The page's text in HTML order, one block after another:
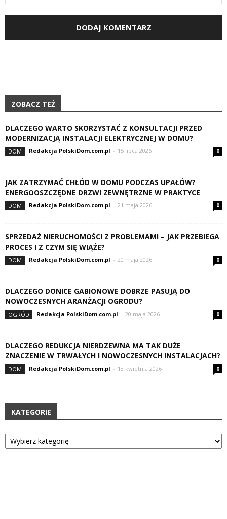
ZOBACZ TEŻ
DLACZEGO WARTO SKORZYSTAĆ Z KONSULTACJI PRZED
MODERNIZACJĄ INSTALACJI ELEKTRYCZNEJ W DOMU?
DOM Redakcja PolskiDom.com.pl - 15 lipca 2026 0
JAK ZATRZYMAĆ CHŁÓD W DOMU PODCZAS UPAŁÓW?
ENERGOOSZCZĘDNE DRZWI ZEWNĘTRZNE W PRAKTYCE
DOM Redakcja PolskiDom.com.pl - 21 maja 2026 0
SPRZEDAŻ NIERUCHOMOŚCI Z PROBLEMAMI – JAK PRZEBIEGA
PROCES I Z CZYM SIĘ WIĄŻE?
DOM Redakcja PolskiDom.com.pl - 20 maja 2026 0
DLACZEGO DONICE GABIONOWE DOBRZE PASUJĄ DO
NOWOCZESNYCH ARANŻACJI OGRODU?
OGRÓD Redakcja PolskiDom.com.pl - 20 maja 2026 0
DLACZEGO REDUKCJA NIERDZEWNA MA TAK DUŻE
ZNACZENIE W TRWAŁYCH I NOWOCZESNYCH INSTALACJACH?
DOM Redakcja PolskiDom.com.pl - 13 kwietnia 2026 0
KATEGORIE
Kategorie